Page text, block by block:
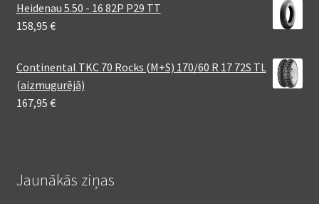
Heidenau 5.50 - 16 82P P29 TT
158,95 €
Continental TKC 70 Rocks (M+S) 170/60 R 17 72S TL
(aizmugurējā)
167,95 €
Jaunākās ziņas